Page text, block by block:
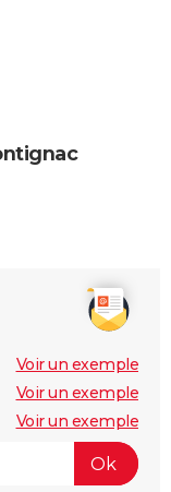
Voir un exemple
Voir un exemple
Voir un exemple